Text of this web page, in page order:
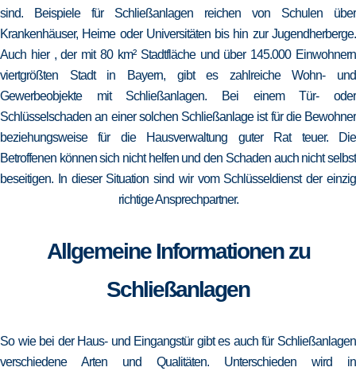
sind. Beispiele für Schließanlagen reichen von Schulen über
Krankenhäuser, Heime oder Universitäten bis hin zur Jugendherberge.
Auch hier , der mit 80 km² Stadtfläche und über 145.000 Einwohnern
viertgrößten Stadt in Bayern, gibt es zahlreiche Wohn- und
Gewerbeobjekte mit Schließanlagen. Bei einem Tür- oder
Schlüsselschaden an einer solchen Schließanlage ist für die Bewohner
beziehungsweise für die Hausverwaltung guter Rat teuer. Die
Betroffenen können sich nicht helfen und den Schaden auch nicht selbst
beseitigen. In dieser Situation sind wir vom Schlüsseldienst der einzig
richtige Ansprechpartner.
Allgemeine Informationen zu
Schließanlagen
So wie bei der Haus- und Eingangstür gibt es auch für Schließanlagen
verschiedene Arten und Qualitäten. Unterschieden wird in